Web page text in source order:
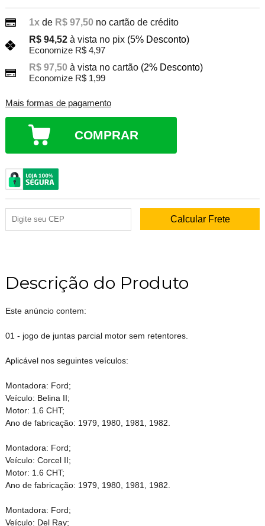
1xde R$ 97,50 no cartão de crédito
R$ 94,52 à vista no pix (5% Desconto)
Economize R$ 4,97
R$ 97,50 à vista no cartão (2% Desconto)
Economize R$ 1,99
Mais formas de pagamento
COMPRAR
Descrição do Produto
Este anúncio contem:
01 - jogo de juntas parcial motor sem retentores.
Aplicável nos seguintes veículos:
Montadora: Ford;
Veículo: Belina II;
Motor: 1.6 CHT;
Ano de fabricação: 1979, 1980, 1981, 1982.
Montadora: Ford;
Veículo: Corcel II;
Motor: 1.6 CHT;
Ano de fabricação: 1979, 1980, 1981, 1982.
Montadora: Ford;
Veículo: Del Ray;